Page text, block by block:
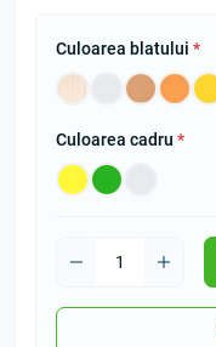
Culoarea blatului *
Culoarea cadru *